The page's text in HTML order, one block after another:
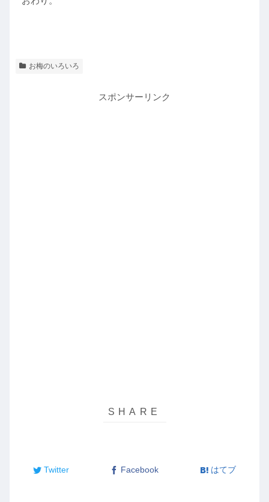
お梅のいろいろ
スポンサーリンク
Twitter Facebook はてブ